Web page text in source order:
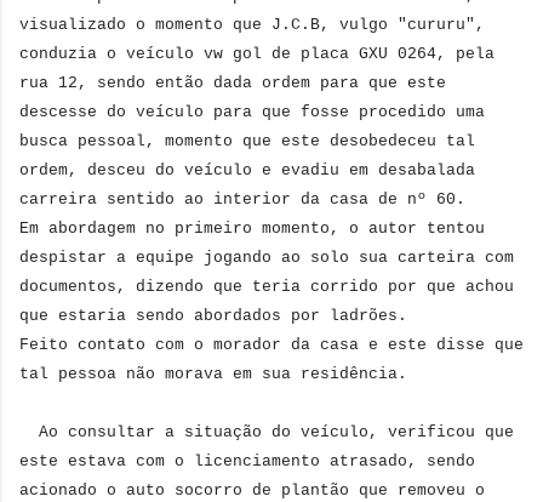
visualizado o momento que J.C.B, vulgo "cururu",
conduzia o veículo vw gol de placa GXU 0264, pela
rua 12, sendo então dada ordem para que este
descesse do veículo para que fosse procedido uma
busca pessoal, momento que este desobedeceu tal
ordem, desceu do veículo e evadiu em desabalada
carreira sentido ao interior da casa de nº 60.
Em abordagem no primeiro momento, o autor tentou
despistar a equipe jogando ao solo sua carteira com
documentos, dizendo que teria corrido por que achou
que estaria sendo abordados por ladrões.
Feito contato com o morador da casa e este disse que
tal pessoa não morava em sua residência.
Ao consultar a situação do veículo, verificou que
este estava com o licenciamento atrasado, sendo
acionado o auto socorro de plantão que removeu o